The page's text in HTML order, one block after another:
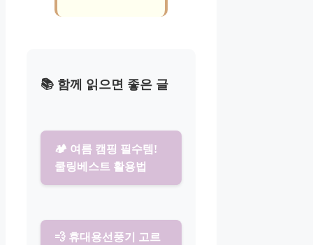
📚 함께 읽으면 좋은 글
🏕️ 여름 캠핑 필수템!
쿨링베스트 활용법
💨 휴대용선풍기 고르